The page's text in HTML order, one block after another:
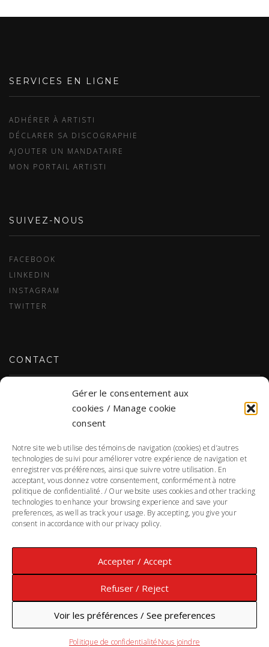
Gérer le consentement aux
cookies / Manage cookie
consent
Notre site web utilise des témoins de navigation (cookies) et d’autres
technologies de suivi pour améliorer votre expérience de navigation et
enregistrer vos préférences, ainsi que suivre votre utilisation. En
acceptant, vous donnez votre consentement, conformément à notre
politique de confidentialité. / Our website uses cookies and other tracking
technologies to enhance your browsing experience and save your
preferences, as well as track your usage. By accepting, you give your
consent in accordance with our privacy policy.
Accepter / Accept
Refuser / Reject
Voir les préférences / See preferences
Politique de confidentialitéNous joindre
SERVICES EN LIGNE
ADHÉRER À ARTISTI
DÉCLARER SA DISCOGRAPHIE
AJOUTER UN MANDATAIRE
MON PORTAIL ARTISTI
SUIVEZ-NOUS
FACEBOOK
LINKEDIN
INSTAGRAM
TWITTER
CONTACT
DONNÉES PERSONNELLES
POLITIQUE DE CONFIDENTIALITÉ
Responsable de la protection des renseignements personnels :
Annie Morin
©2018-2023 SOCIÉTÉ DE GESTION COLLECTIVE DE L'UNION
UP / HAUT